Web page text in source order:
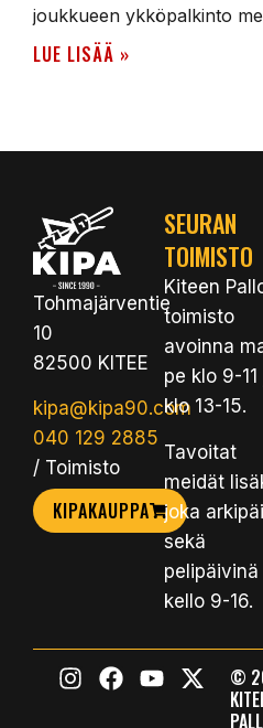
joukkueen ykköpalkinto
LUE LISÄÄ »
Tohmajärventie
10
82500 KITEE
kipa@kipa90.com
040 129 2885
/ Toimisto
KIPAKAUPPA
SEURAN
TOIMISTO
Kiteen
toimisto
avoinna
pe klo 9-11
klo 13-15.
Tavoitat
meidät
joka
sekä
pelipäivinä
kello 9-16.
©